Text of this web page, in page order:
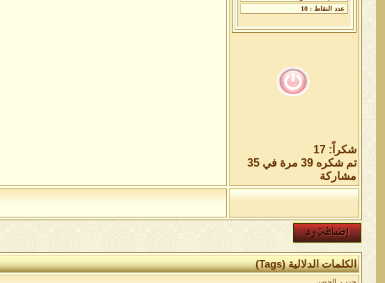
شكراً: 17
تم شكره 39 مرة في 35
مشاركة
الكلمات الدلالية (Tags)